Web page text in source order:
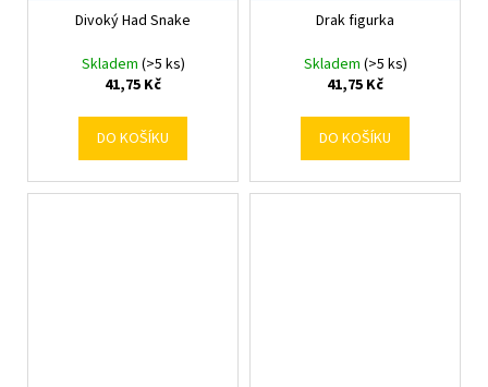
Divoký Had Snake
Skladem (>5 ks)
41,75 Kč
DO KOŠÍKU
Drak figurka
Skladem (>5 ks)
41,75 Kč
DO KOŠÍKU